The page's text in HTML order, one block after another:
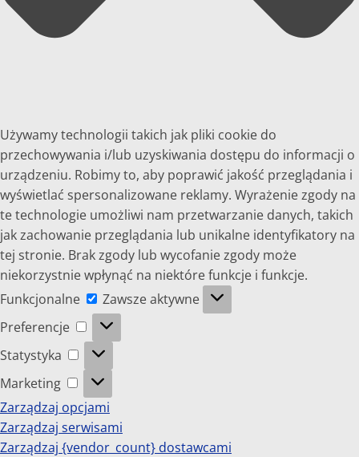
Używamy technologii takich jak pliki cookie do
przechowywania i/lub uzyskiwania dostępu do informacji o
urządzeniu. Robimy to, aby poprawić jakość przeglądania i
wyświetlać spersonalizowane reklamy. Wyrażenie zgody na
te technologie umożliwi nam przetwarzanie danych, takich
jak zachowanie przeglądania lub unikalne identyfikatory na
tej stronie. Brak zgody lub wycofanie zgody może
niekorzystnie wpłynąć na niektóre funkcje i funkcje.
Funkcjonalne
Funkcjonalne
Zawsze aktywne
Preferencje
Preferencje
Statystyka
Statystyka
Marketing
Marketing
Zarządzaj opcjami
Zarządzaj serwisami
Zarządzaj {vendor_count} dostawcami